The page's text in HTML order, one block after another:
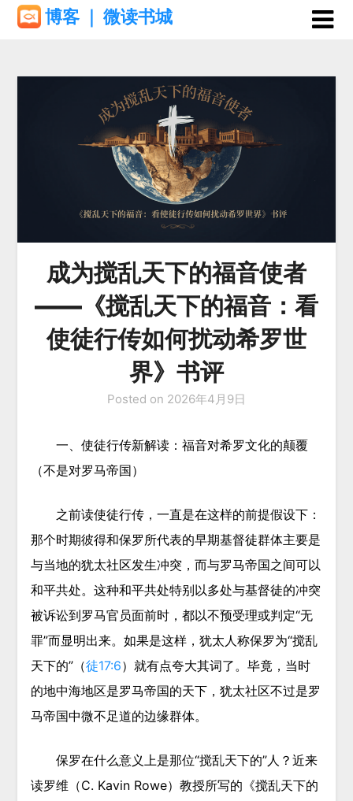
Skip
博客 ｜ 微读书城
成为搅乱天下的福音使者
——《搅乱天下的福音：看
使徒行传如何扰动希罗世
界》书评
Posted on 2026年4月9日
一、 使徒行传新解读：福音对希罗文化的颠覆
（不是对罗马帝国）
之前读使徒行传，一直是在这样的前提假设下：
那个时期彼得和保罗所代表的早期基督徒群体主要是
与当地的犹太社区发生冲突，而与罗马帝国之间可以
和平共处。这种和平共处特别以多处与基督徒的冲突
被诉讼到罗马官员面前时，都以不预受理或判定“无
罪”而显明出来。如果是这样，犹太人称保罗为“搅乱
天下的”（徒17:6）就有点夸大其词了。毕竟，当时
的地中海地区是罗马帝国的天下，犹太社区不过是罗
马帝国中微不足道的边缘群体。
保罗在什么意义上是那位“搅乱天下的”人？近来
读罗维（C. Kavin Rowe）教授所写的《搅乱天下的